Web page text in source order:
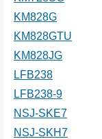
KM828G
KM828GTU
KM828JG
LFB238
LFB238-9
NSJ-SKE7
NSJ-SKH7